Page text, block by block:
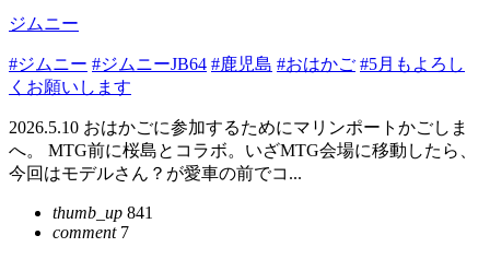
ジムニー
#ジムニー #ジムニーJB64 #鹿児島 #おはかご #5月もよろし
くお願いします
2026.5.10 おはかごに参加するためにマリンポートかごしま
へ。 MTG前に桜島とコラボ。いざMTG会場に移動したら、
今回はモデルさん？が愛車の前でコ...
thumb_up 841
comment7